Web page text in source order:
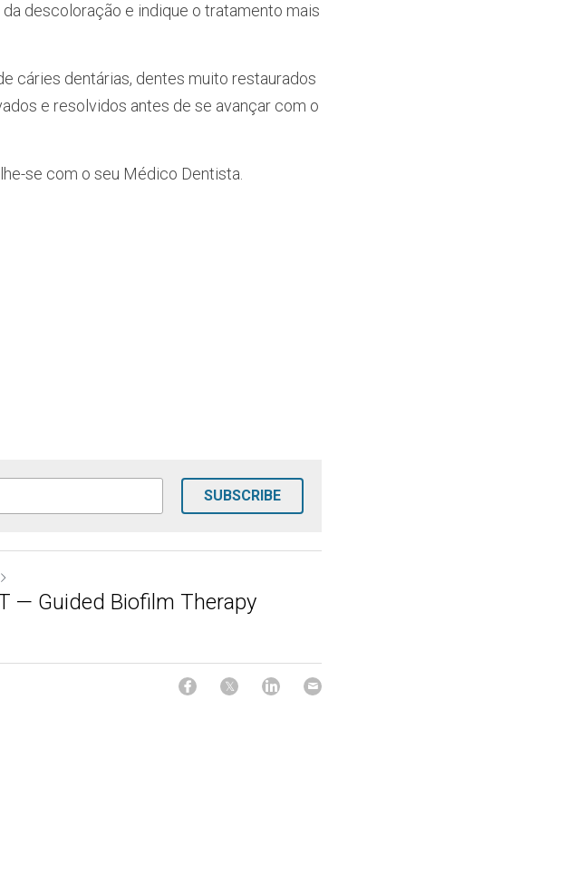
descoloração e indique o tratamento mais
cáries dentárias, dentes muito restaurados
e resolvidos antes de se avançar com o
se com o seu Médico Dentista.
SUBSCRIBE
— Guided Biofilm Therapy